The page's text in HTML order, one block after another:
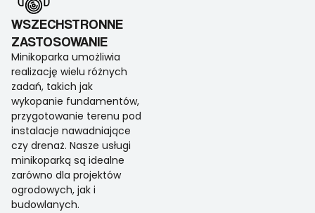
WSZECHSTRONNE
ZASTOSOWANIE
Minikoparka umożliwia
realizację wielu różnych
zadań, takich jak
wykopanie fundamentów,
przygotowanie terenu pod
instalacje nawadniające
czy drenaż. Nasze usługi
minikoparką są idealne
zarówno dla projektów
ogrodowych, jak i
budowlanych.